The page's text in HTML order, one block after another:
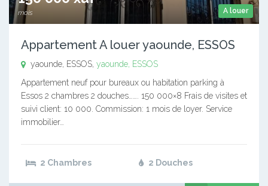
A louer
mois
Appartement A louer yaounde, ESSOS
yaounde, ESSOS, yaounde, ESSOS
Appartement neuf pour bureaux ou habitation parking à
Essos 2 chambres 2 douches……. 150 000×8 Frais de visites et
suivi client: 10 000. Commission: 1 mois de loyer. Service
immobilier…
2 Chambres 2 Douches